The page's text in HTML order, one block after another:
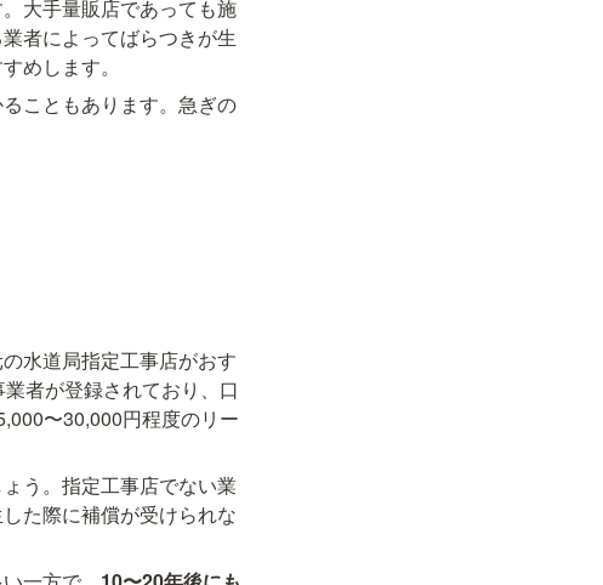
大手量販店であっても施
者によってばらつきが生
めします。
こともあります。急ぎの
水道局指定工事店がおす
者が登録されており、口
〜30,000円程度のリー
う。指定工事店でない業
た際に補償が受けられな